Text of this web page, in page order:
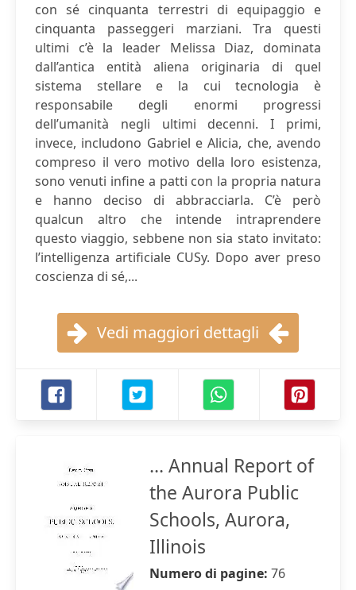
con sé cinquanta terrestri di equipaggio e
cinquanta passeggeri marziani. Tra questi
ultimi c’è la leader Melissa Diaz, dominata
dall’antica entità aliena originaria di quel
sistema stellare e la cui tecnologia è
responsabile degli enormi progressi
dell’umanità negli ultimi decenni. I primi,
invece, includono Gabriel e Alicia, che, avendo
compreso il vero motivo della loro esistenza,
sono venuti infine a patti con la propria natura
e hanno deciso di abbracciarla. C’è però
qualcun altro che intende intraprendere
questo viaggio, sebbene non sia stato invitato:
l’intelligenza artificiale CUSy. Dopo aver preso
coscienza di sé,...
Vedi maggiori dettagli
... Annual Report of
the Aurora Public
Schools, Aurora,
Illinois
Numero di pagine: 76